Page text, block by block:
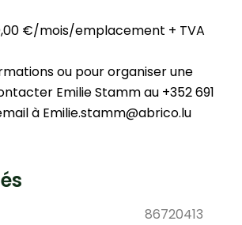
€/mois/emplacement + TVA
ou pour organiser une
Emilie Stamm au +352 691
à Emilie.stamm@abrico.lu
86720413